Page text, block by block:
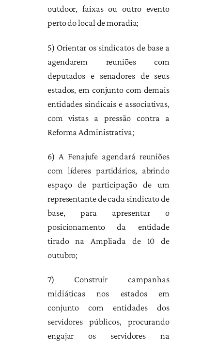
outdoor, faixas ou outro evento
perto do local de moradia;
5) Orientar os sindicatos de base a
agendarem reuniões com
deputados e senadores de seus
estados, em conjunto com demais
entidades sindicais e associativas,
com vistas a pressão contra a
Reforma Administrativa;
6) A Fenajufe agendará reuniões
com líderes partidários, abrindo
espaço de participação de um
representante de cada sindicato de
base, para apresentar o
posicionamento da entidade
tirado na Ampliada de 10 de
outubro;
7) Construir campanhas
midiáticas nos estados em
conjunto com entidades dos
servidores públicos, procurando
engajar os servidores na